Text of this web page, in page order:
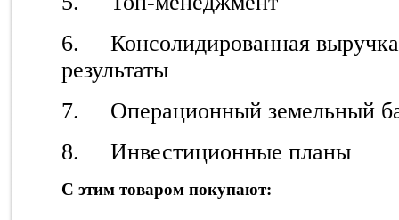
6. Консолидированная
результаты
7. Операционный земельный
8. Инвестиционные планы
С этим товаром покупают: